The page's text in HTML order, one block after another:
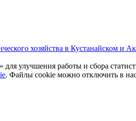
хозяйства в Кустанайском и
для улучшения работы и сбора
. Файлы cookie можно отключить в